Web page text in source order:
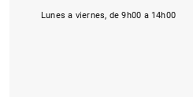
Lunes a viernes, de 9h00 a 14h00